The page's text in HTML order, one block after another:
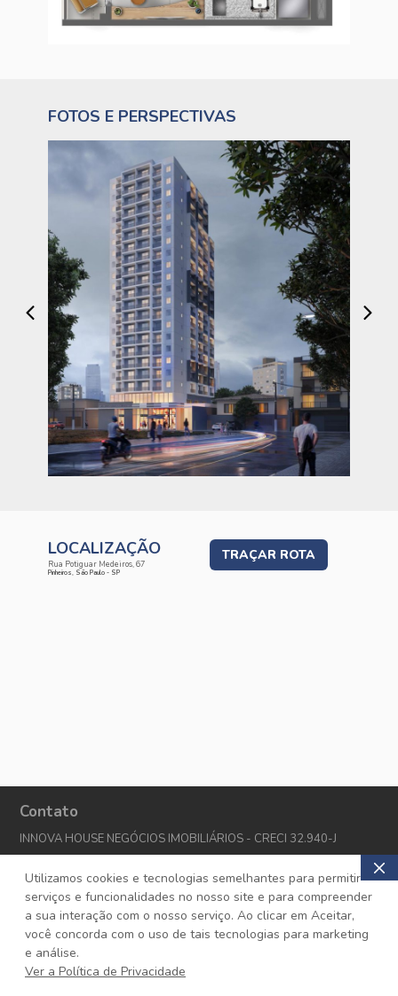
FOTOS E PERSPECTIVAS
LOCALIZAÇÃO
Rua Potiguar Medeiros, 67
Pinheiros, São Paulo - SP
TRAÇAR ROTA
Utilizamos cookies e tecnologias semelhantes para permitir
serviços e funcionalidades no nosso site e para compreender
a sua interação com o nosso serviço. Ao clicar em Aceitar,
você concorda com o uso de tais tecnologias para marketing
e análise.
Ver a Política de Privacidade
Contato
INNOVA HOUSE NEGÓCIOS IMOBILIÁRIOS - CRECI 32.940-J
04552-903
(11) 2601-6059 | (11) 3124-5470
WhatsApp (11) 99914-8374
atendimento@innovabr.com.br